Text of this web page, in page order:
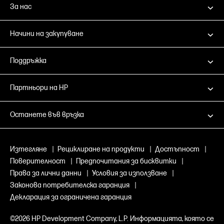
Direct; NFC докосване за
Direct;
За нас
Начини на закупуване
Поддръжка
Партньори на HP
Останете във връзка
Изтегляне Рециклиране на продукти Достъпност
Поверителност
Предпочитания за бисквитки
Права за лични данни
Условия за използване
Законова потребителска гаранция
Декларация за ограничена гаранция
©2026 HP Development Company, L.P. Информацията, която се